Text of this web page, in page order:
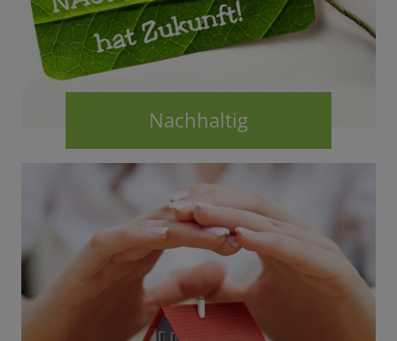
Nachhaltig